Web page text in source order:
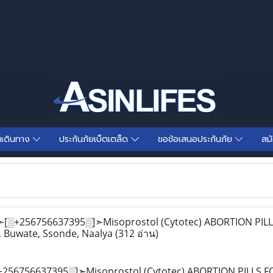
ดินทาง ประกันภัยเบ็ตเตล็ด ขอข้อเสนอประกันภัย ส
(Cytotec) ABORTION
Ssonde, Naalya (312 อ่าน)